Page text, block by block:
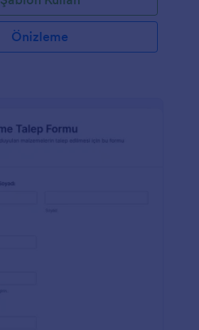
Önizleme